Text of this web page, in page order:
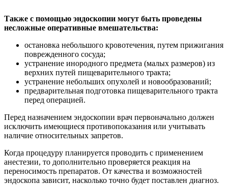
Также с помощью эндоскопии могут быть проведены
несложные оперативные вмешательства:
остановка небольшого кровотечения, путем прижигания
поврежденного сосуда;
устранение инородного предмета (малых размеров) из
верхних путей пищеварительного тракта;
устранение небольших опухолей и новообразований;
предварительная подготовка пищеварительного тракта
перед операцией.
Перед назначением эндоскопии врач первоначально должен
исключить имеющиеся противопоказания или учитывать
наличие относительных запретов.
Когда процедуру планируется проводить с применением
анестезии, то дополнительно проверяется реакция на
переносимость препаратов. От качества и возможностей
эндоскопа зависит, насколько точно будет поставлен диагноз.